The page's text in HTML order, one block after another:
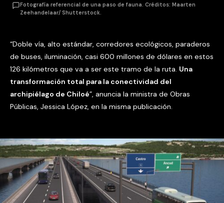
Fotografía referencial de una paso de fauna. Créditos: Maarten
Zeehandelaar/ Shutterstock.
“Doble vía, alto estándar, corredores ecológicos, paraderos
de buses, iluminación, casi 600 millones de dólares en estos
126 kilómetros que va a ser este tramo de la ruta. Una
transformación total para la conectividad del
archipiélago de Chiloé”, anuncia la ministra de Obras
Públicas, Jessica López, en la misma publicación.